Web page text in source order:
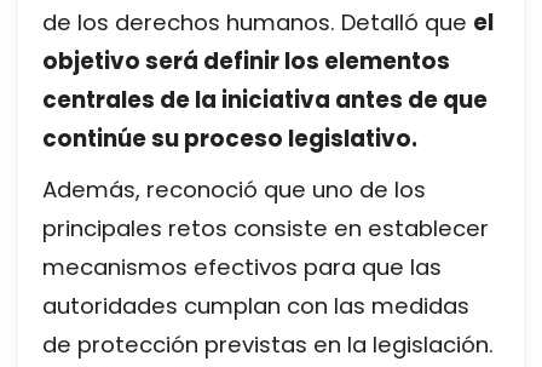
de los derechos humanos. Detalló que el
objetivo será definir los elementos
centrales de la iniciativa antes de que
continúe su proceso legislativo.
Además, reconoció que uno de los
principales retos consiste en establecer
mecanismos efectivos para que las
autoridades cumplan con las medidas
de protección previstas en la legislación.